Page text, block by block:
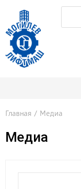
Главная / Медиа
Медиа